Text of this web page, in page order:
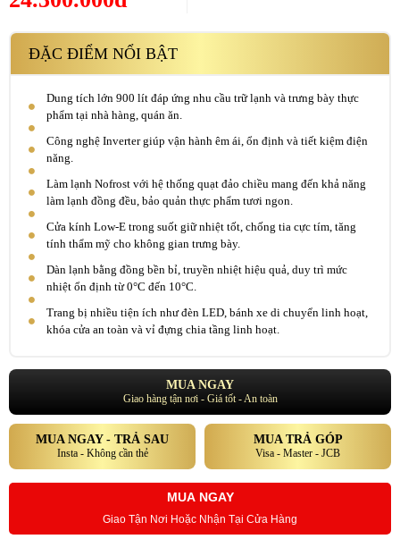
ĐẶC ĐIỂM NỔI BẬT
Dung tích lớn 900 lít đáp ứng nhu cầu trữ lạnh và trưng bày thực
phẩm tại nhà hàng, quán ăn.
Công nghệ Inverter giúp vận hành êm ái, ổn định và tiết kiệm điện
năng.
Làm lạnh Nofrost với hệ thống quạt đảo chiều mang đến khả năng
làm lạnh đồng đều, bảo quản thực phẩm tươi ngon.
Cửa kính Low-E trong suốt giữ nhiệt tốt, chống tia cực tím, tăng
tính thẩm mỹ cho không gian trưng bày.
Dàn lạnh bằng đồng bền bỉ, truyền nhiệt hiệu quả, duy trì mức
nhiệt ổn định từ 0°C đến 10°C.
Trang bị nhiều tiện ích như đèn LED, bánh xe di chuyển linh hoạt,
khóa cửa an toàn và vỉ đựng chia tầng linh hoạt.
MUA NGAY
Giao hàng tận nơi - Giá tốt - An toàn
MUA NGAY - TRẢ SAU
Insta - Không cần thẻ
MUA TRẢ GÓP
Visa - Master - JCB
MUA NGAY
Giao Tận Nơi Hoặc Nhận Tại Cửa Hàng